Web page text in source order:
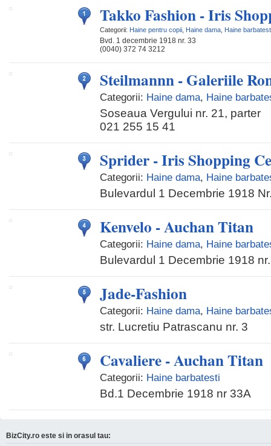
Takko Fashion - Iris
Categorii: Haine pentru copii Haine dama Haine
Bvd. 1 decembrie 1918 nr. 33
(0040) 372 74 3212
Steilmannn - Galeriile
Categorii: Haine dama, Haine
Soseaua Vergului nr. 21, parter
021 255 15 41
Sprider - Iris Shopping
Categorii: Haine dama, Haine
Bulevardul 1 Decembrie 1918
Kenvelo - Auchan Titan
Categorii: Haine dama, Haine
Bulevardul 1 Decembrie 1918
Jade-Fashion
Categorii: Haine dama, Haine
str. Lucretiu Patrascanu nr. 3
Cavaliere - Auchan Titan
Categorii: Haine barbatesti
Bd.1 Decembrie 1918 nr 33A
BizCity.ro este si in orasul tau: